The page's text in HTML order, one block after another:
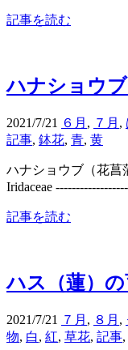
記事を読む
ハナショウ
2021/7/21 ６月 , ７月 ,
記事, 鉢花, 青, 黄
ハナショウブ（花
Iridaceae
記事を読む
ハス（蓮）
2021/7/21 ７月 , ８月 ,
物, 白, 紅, 草花, 記事,